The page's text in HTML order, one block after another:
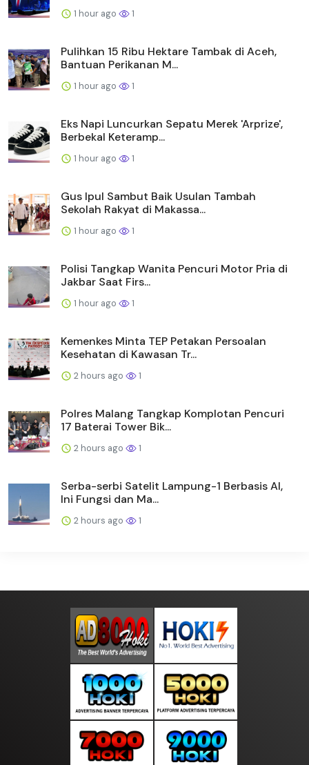
1 hour ago 1
Pulihkan 15 Ribu Hektare Tambak di Aceh,
Bantuan Perikanan M...
1 hour ago 1
Eks Napi Luncurkan Sepatu Merek 'Arprize',
Berbekal Keteramp...
1 hour ago 1
Gus Ipul Sambut Baik Usulan Tambah
Sekolah Rakyat di Makassa...
1 hour ago 1
Polisi Tangkap Wanita Pencuri Motor Pria di
Jakbar Saat Firs...
1 hour ago 1
Kemenkes Minta TEP Petakan Persoalan
Kesehatan di Kawasan Tr...
2 hours ago 1
Polres Malang Tangkap Komplotan Pencuri
17 Baterai Tower Bik...
2 hours ago 1
Serba-serbi Satelit Lampung-1 Berbasis AI,
Ini Fungsi dan Ma...
2 hours ago 1